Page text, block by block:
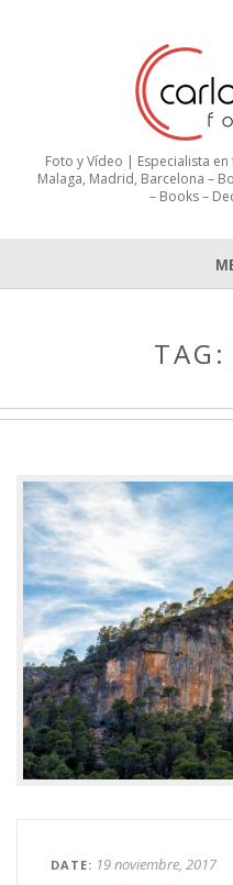
Foto y Vídeo | Especialista
Malaga, Madrid, Barcelona –
– Books –
TAG:
DATE 19 noviembre, 2017